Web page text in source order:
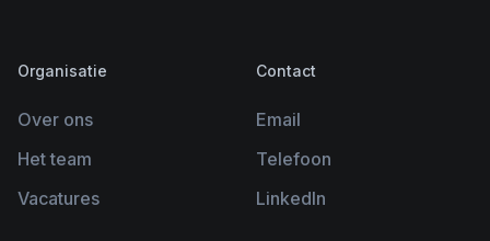
Organisatie
Over ons
Het team
Vacatures
Contact
Email
Telefoon
LinkedIn